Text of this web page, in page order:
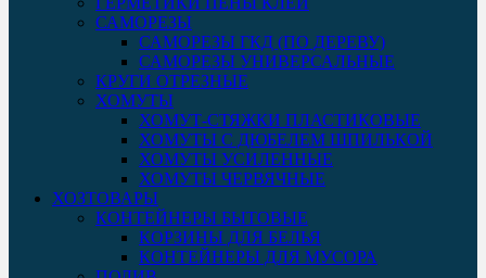
САМОРЕЗЫ
САМОРЕЗЫ ГКД (ПО ДЕРЕВУ)
САМОРЕЗЫ УНИВЕРСАЛЬНЫЕ
КРУГИ ОТРЕЗНЫЕ
ХОМУТЫ
ХОМУТ-СТЯЖКИ ПЛАСТИКОВЫЕ
ХОМУТЫ С ДЮБЕЛЕМ ШПИЛЬКОЙ
ХОМУТЫ УСИЛЕННЫЕ
ХОМУТЫ ЧЕРВЯЧНЫЕ
ХОЗТОВАРЫ
КОНТЕЙНЕРЫ БЫТОВЫЕ
КОРЗИНЫ ДЛЯ БЕЛЬЯ
КОНТЕЙНЕРЫ ДЛЯ МУСОРА